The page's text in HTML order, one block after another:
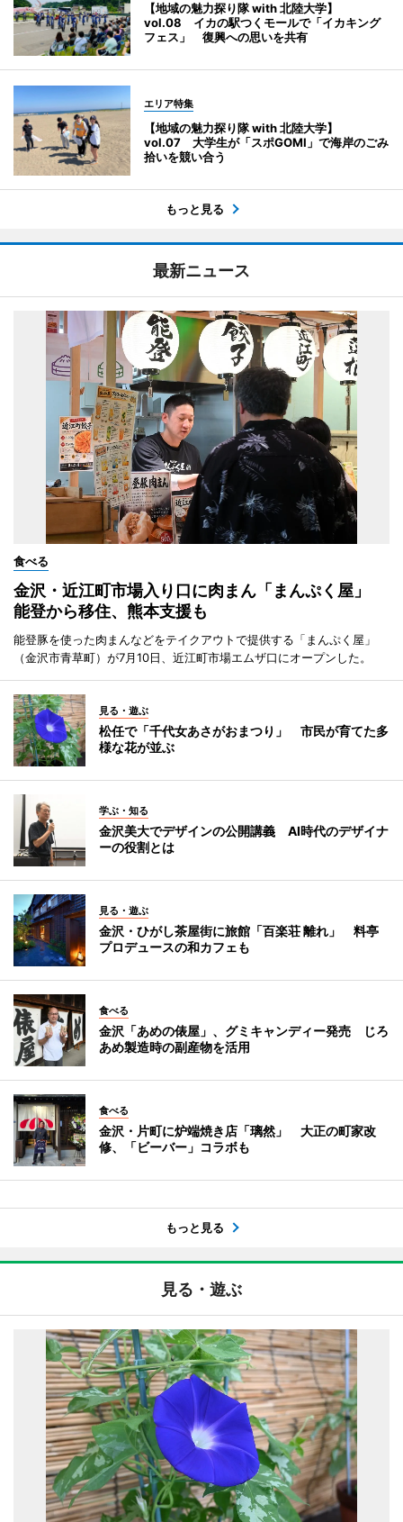
【地域の魅力探り隊 with 北陸大学】
vol.08 イカの駅つくモールで「イカキング
フェス」 復興への思いを共有
エリア特集
【地域の魅力探り隊 with 北陸大学】
vol.07 大学生が「スポGOMI」で海岸のごみ
拾いを競い合う
もっと見る
最新ニュース
食べる
金沢・近江町市場入り口に肉まん「まんぷく屋」
能登から移住、熊本支援も
能登豚を使った肉まんなどをテイクアウトで提供する「まんぷく屋」
（金沢市青草町）が7月10日、近江町市場エムザ口にオープンした。
見る・遊ぶ
松任で「千代女あさがおまつり」 市民が育てた多
様な花が並ぶ
学ぶ・知る
金沢美大でデザインの公開講義 AI時代のデザイナ
ーの役割とは
見る・遊ぶ
金沢・ひがし茶屋街に旅館「百楽荘 離れ」 料亭
プロデュースの和カフェも
食べる
金沢「あめの俵屋」、グミキャンディー発売 じろ
あめ製造時の副産物を活用
食べる
金沢・片町に炉端焼き店「璃然」 大正の町家改
修、「ビーバー」コラボも
もっと見る
見る・遊ぶ